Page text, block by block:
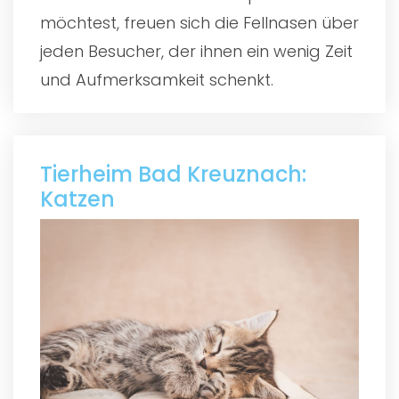
möchtest, freuen sich die Fellnasen über
jeden Besucher, der ihnen ein wenig Zeit
und Aufmerksamkeit schenkt.
Tierheim Bad Kreuznach:
Katzen